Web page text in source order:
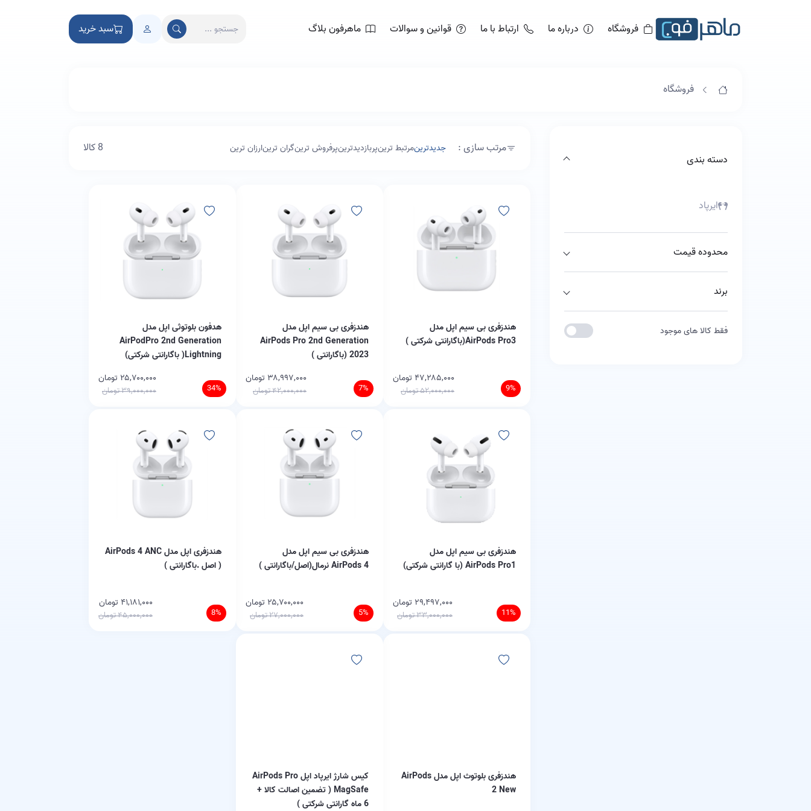
فروشگاه درباره ما ارتباط با ما قوانین و سوالات ماهرفون بلاگ سبد خرید
فروشگاه
دسته بندی
ایرپاد
محدوده قیمت
برند
فقط کالا های موجود
مرتب سازی : جدیدترینمرتبط ترینپربازدیدترینپرفروش ترینگران ترینارزان ترین 8 کالا
هندزفری بی سیم اپل مدل
AirPods Pro3(باگارانتی شرکتی )
۴۷,۲۸۵,۰۰۰ تومان
۵۲,۰۰۰,۰۰۰ تومان 9%
هندزفری بی سیم اپل مدل
AirPods Pro 2nd Generation
2023 (باگارانتی )
۳۸,۹۹۷,۰۰۰ تومان
۴۲,۰۰۰,۰۰۰ تومان 7%
هدفون بلوتوثی اپل مدل
AirPodPro 2nd Generation
Lightning( باگارانتی شرکتی)
۲۵,۷۰۰,۰۰۰ تومان
۳۹,۰۰۰,۰۰۰ تومان 34%
هندزفری بی سیم اپل مدل
AirPods Pro1 (با گارانتی شرکتی)
۲۹,۴۹۷,۰۰۰ تومان
۳۳,۰۰۰,۰۰۰ تومان 11%
هندزفری بی سیم اپل مدل
AirPods 4 نرمال(اصل/باگارانتی )
۲۵,۷۰۰,۰۰۰ تومان
۲۷,۰۰۰,۰۰۰ تومان 5%
هندزفری اپل مدل AirPods 4 ANC
( اصل .باگارانتی )
۴۱,۱۸۱,۰۰۰ تومان
۴۵,۰۰۰,۰۰۰ تومان 8%
هندزفری بلوتوث اپل مدل AirPods
2 New
کیس شارژ ایرپاد اپل AirPods Pro
MagSafe ( تضمین اصالت کالا +
6 ماه گارانتی شرکتی )